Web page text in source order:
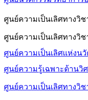
ศูนย์ความเป็นเลิศทางวิ
ศูนย์ความเป็นเลิศทางวิ
ศูนย์ความเป็นเลิศแห่งน
ศูนย์ความรู้เฉพาะด้านวิ
ศูนย์ความเป็นเลิศทางวิ